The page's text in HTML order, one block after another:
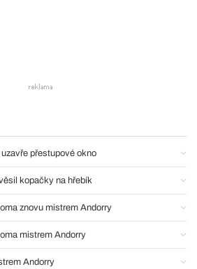
přestupové okno
kopačky na hřebík
znovu mistrem Andorry
mistrem Andorry
Andorry